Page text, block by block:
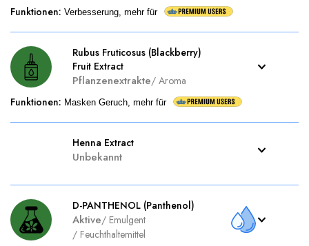
Funktionen: Verbesserung, mehr für
Rubus Fruticosus (Blackberry)
Fruit Extract
Pflanzenextrakte/ Aroma
Funktionen: Masken Geruch, mehr für
Henna Extract
Unbekannt
D-PANTHENOL (Panthenol)
Aktive/ Emulgent
/ Feuchthaltemittel